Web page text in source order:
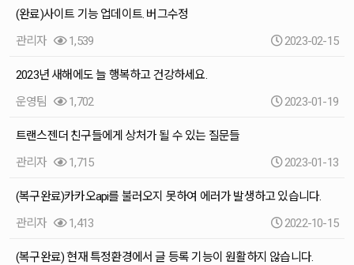
(완료)사이트 기능 업데이트. 버그수정
관리자
1,539 2023-02-15
2023년 새해에도 늘 행복하고 건강하세요.
운영팀
1,702 2023-01-19
트랜스젠더 친구들에게 상처가 될 수 있는 질문들
관리자
1,715 2023-01-13
(복구완료)카카오api를 불러오지 못하여 에러가 발생하고 있습니다.
관리자
1,413 2022-10-15
(복구완료) 현재 특정환경에서 글 등록 기능이 원활하지 않습니다.